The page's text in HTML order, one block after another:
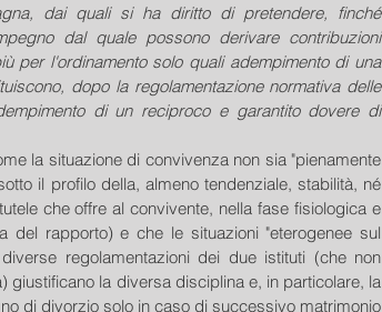
dai quali si ha diritto di pretendere, finché
dal quale possono derivare contribuzioni
per l'ordinamento solo quali adempimento di una
dopo la regolamentazione normativa delle
di un reciproco e garantito dovere di
la situazione di convivenza non sia "pienamente
il profilo della, almeno tendenziale, stabilità, né
che offre al convivente, nella fase fisiologica e
del rapporto) e che le situazioni "eterogenee sul
regolamentazioni dei due istituti (che non
giustificano la diversa disciplina e, in particolare, la
di divorzio solo in caso di successivo matrimonio